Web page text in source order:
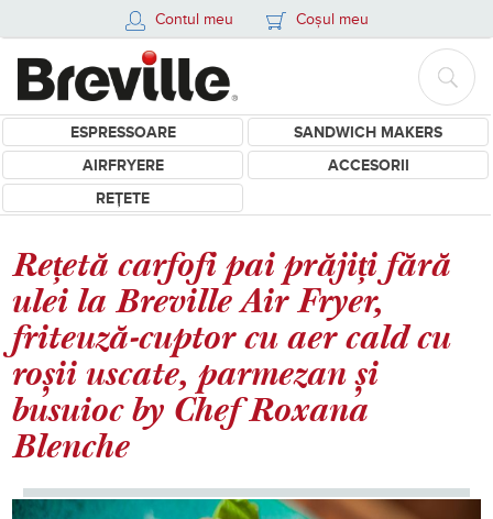
Contul meu Coșul meu
ESPRESSOARE
SANDWICH MAKERS
AIRFRYERE
ACCESORII
REȚETE
Rețetă carfofi pai prăjiți fără
ulei la Breville Air Fryer,
friteuză-cuptor cu aer cald cu
roșii uscate, parmezan și
busuioc by Chef Roxana
Blenche